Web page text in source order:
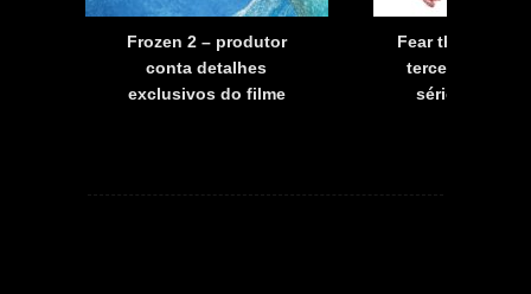
Frozen 2 – produtor
conta detalhes
exclusivos do filme
Fear the
terceira
série já tem